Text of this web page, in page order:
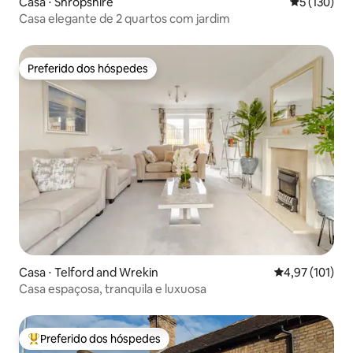
Casa elegante de 2 quartos com jardim
Preferido dos hóspedes
Preferido dos hóspedes
Casa ⋅ Telford and Wrekin 4,97 de uma
4,97 (101)
Casa espaçosa, tranquila e luxuosa
Entre os melhores preferidos dos hóspedes
Preferido dos hóspedes